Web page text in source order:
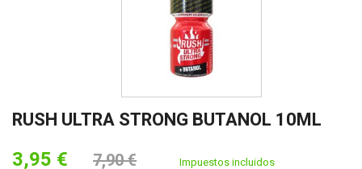
RUSH ULTRA STRONG BUTANOL 10ML
3,95 € 7,90 € Impuestos incluidos